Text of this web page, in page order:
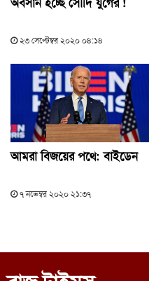
২৩ সেপ্টেম্বর ২০২০ ০৪:১৪
আমরা বিজয়ের পথে: বাইডেন
৭ নভেম্বর ২০২০ ২১:৩৭